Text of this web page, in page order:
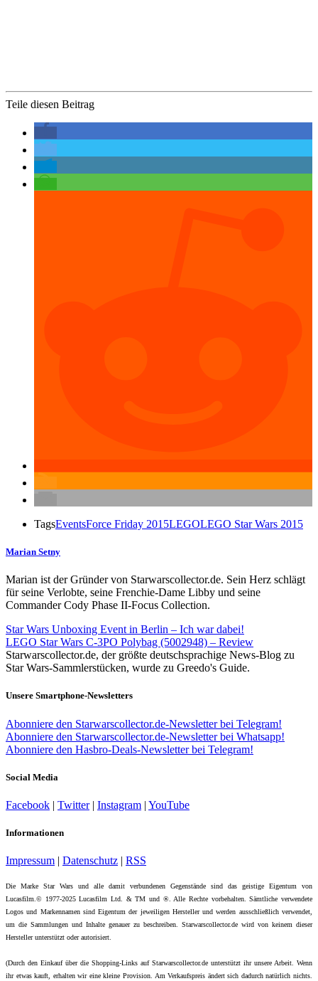
Teile diesen Beitrag
TagsEventsForce Friday 2015LEGOLEGO Star Wars 2015
Marian Setny
Marian ist der Gründer von Starwarscollector.de. Sein Herz schlägt
für seine Verlobte, seine Frenchie-Dame Libby und seine
Commander Cody Phase II-Focus Collection.
Star Wars Unboxing Event in Berlin – Ich war dabei!
LEGO Star Wars C-3PO Polybag (5002948) – Review
Starwarscollector.de, der größte deutschsprachige News-Blog zu
Star Wars-Sammlerstücken, wurde zu Greedo's Guide.
Unsere Smartphone-Newsletters
Abonniere den Starwarscollector.de-Newsletter bei Telegram!
Abonniere den Starwarscollector.de-Newsletter bei Whatsapp!
Abonniere den Hasbro-Deals-Newsletter bei Telegram!
Social Media
Facebook | Twitter| Instagram | YouTube
Informationen
Impressum | Datenschutz | RSS
Die Marke Star Wars und alle damit verbundenen Gegenstände sind das geistige Eigentum von
Lucasfilm.© 1977-2025 Lucasfilm Ltd. & TM und ®. Alle Rechte vorbehalten. Sämtliche verwendete
Logos und Markennamen sind Eigentum der jeweiligen Hersteller und werden ausschließlich verwendet,
um die Sammlungen und Inhalte genauer zu beschreiben. Starwarscollector.de wird von keinem dieser
Hersteller unterstützt oder autorisiert.
(Durch den Einkauf über die Shopping-Links auf Starwarscollector.de unterstützt ihr unsere Arbeit. Wenn
ihr etwas kauft, erhalten wir eine kleine Provision. Am Verkaufspreis ändert sich dadurch natürlich nichts.